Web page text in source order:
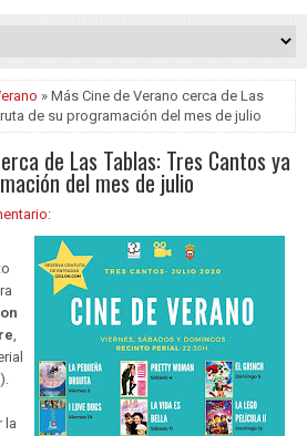
» Más Cine de Verano cerca de Las
de su programación del mes de julio
de Las Tablas: Tres Cantos ya
del mes de julio
,
la